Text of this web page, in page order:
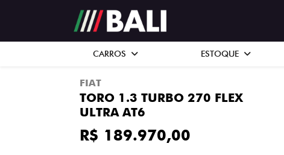
CARROS ESTOQUE
FIAT
TORO 1.3 TURBO 270 FLEX
ULTRA AT6
R$ 189.970,00